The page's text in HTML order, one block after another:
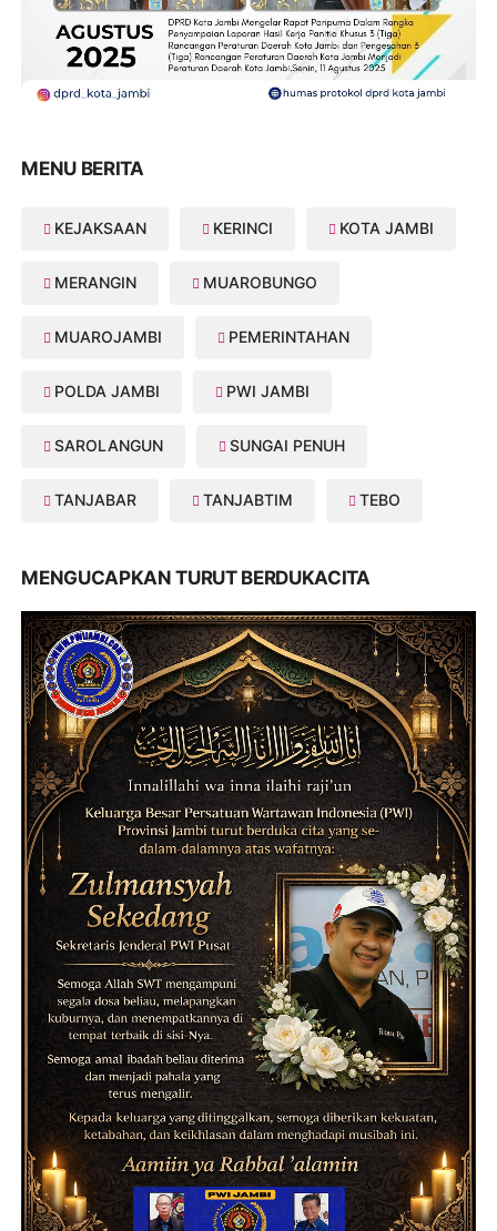
MENU BERITA
KEJAKSAAN KERINCI KOTA JAMBI
MERANGIN MUAROBUNGO
MUAROJAMBI PEMERINTAHAN
POLDA JAMBI PWI JAMBI
SAROLANGUN SUNGAI PENUH
TANJABAR TANJABTIM TEBO
MENGUCAPKAN TURUT BERDUKACITA